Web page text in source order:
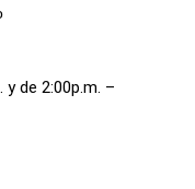
y de 2:00p.m. –